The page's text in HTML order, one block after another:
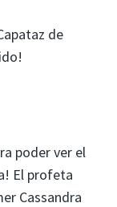
de
poder ver el
El profeta
Cassandra